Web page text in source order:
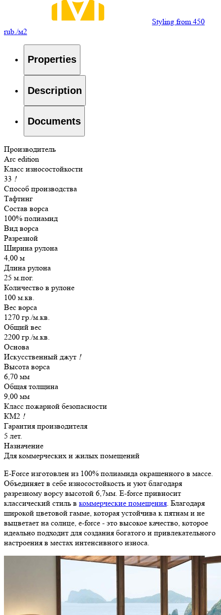
Styling from 450
rub./м2
Properties
Description
Documents
Производитель
Arc edition
Класс износостойкости
33 !
Способ производства
Тафтинг
Состав ворса
100% полиамид
Вид ворса
Разрезной
Ширина рулона
4,00 м
Длина рулона
25 м.пог.
Количество в рулоне
100 м.кв.
Вес ворса
1270 гр./м.кв.
Общий вес
2200 гр./м.кв.
Основа
Искусственный джут !
Высота ворса
6,70 мм
Общая толщина
9,00 мм
Класс пожарной безопасности
КМ2 !
Гарантия производителя
5 лет.
Назначение
Для коммерческих и жилых помещений
E-Force изготовлен из 100% полиамида окрашенного в массе.
Объединяет в себе износостойкость и уют благодаря
разрезному ворсу высотой 6,7мм. E-force привносит
классический стиль в коммерческие помещения. Благодаря
широкой цветовой гамме, которая устойчива к пятнам и не
выцветает на солнце, e-force - это высокое качество, которое
идеально подходит для создания богатого и привлекательного
настроения в местах интенсивного износа.